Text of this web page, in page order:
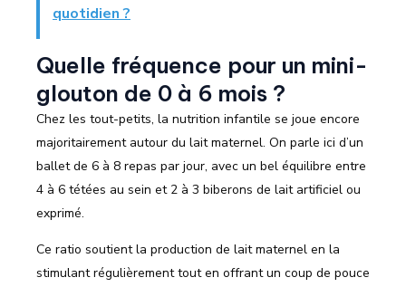
quotidien ?
Quelle fréquence pour un mini-
glouton de 0 à 6 mois ?
Chez les tout-petits, la nutrition infantile se joue encore
majoritairement autour du lait maternel. On parle ici d’un
ballet de 6 à 8 repas par jour, avec un bel équilibre entre
4 à 6 tétées au sein et 2 à 3 biberons de lait artificiel ou
exprimé.
Ce ratio soutient la production de lait maternel en la
stimulant régulièrement tout en offrant un coup de pouce